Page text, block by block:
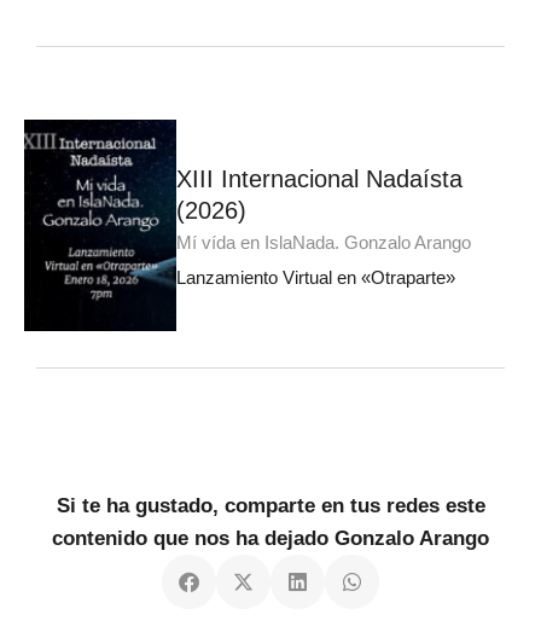
XIII Internacional Nadaísta
(2026)
Mí vída en IslaNada. Gonzalo Arango
Lanzamiento Virtual en «Otraparte»
Si te ha gustado, comparte en tus redes este
contenido que nos ha dejado Gonzalo Arango